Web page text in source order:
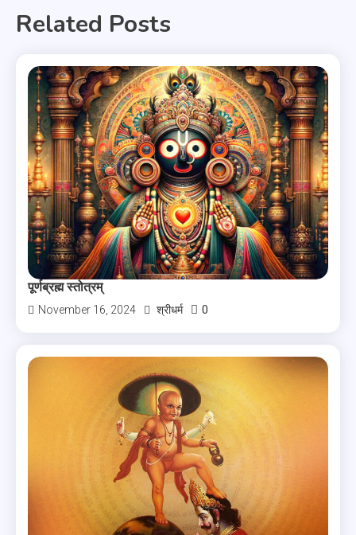
Related Posts
पूर्णब्रह्म स्तोत्रम्
November 16, 2024 श्रीधर्म 0